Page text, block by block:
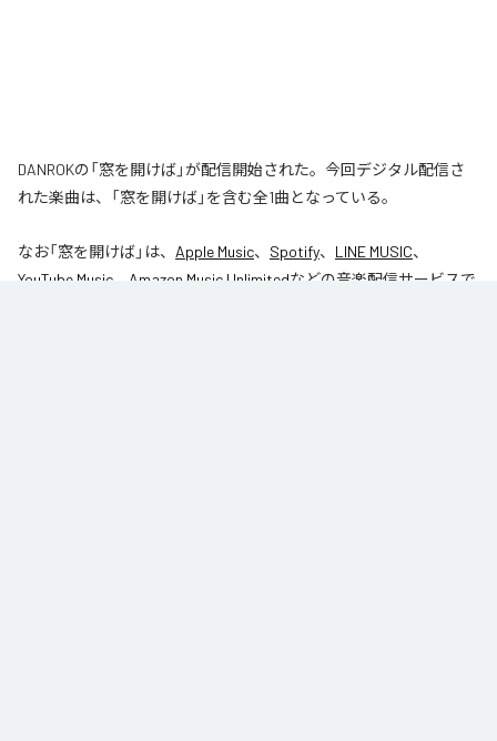
DANROKの「窓を開けば」が配信開始された。今回デジタル配信さ
れた楽曲は、「窓を開けば」を含む全1曲となっている。
なお「窓を開けば」は、 Apple Music、 Spotify、 LINE MUSIC、
YouTube Music
Amazon Music Unlimitedなどの音楽配信サービスで